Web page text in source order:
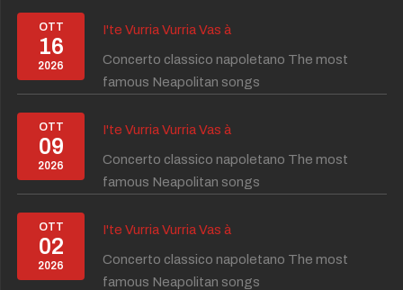
OTT
16
2026
I'te Vurria Vurria Vas à
Concerto classico napoletano The most
famous Neapolitan songs
OTT
09
2026
I'te Vurria Vurria Vas à
Concerto classico napoletano The most
famous Neapolitan songs
OTT
02
2026
I'te Vurria Vurria Vas à
Concerto classico napoletano The most
famous Neapolitan songs